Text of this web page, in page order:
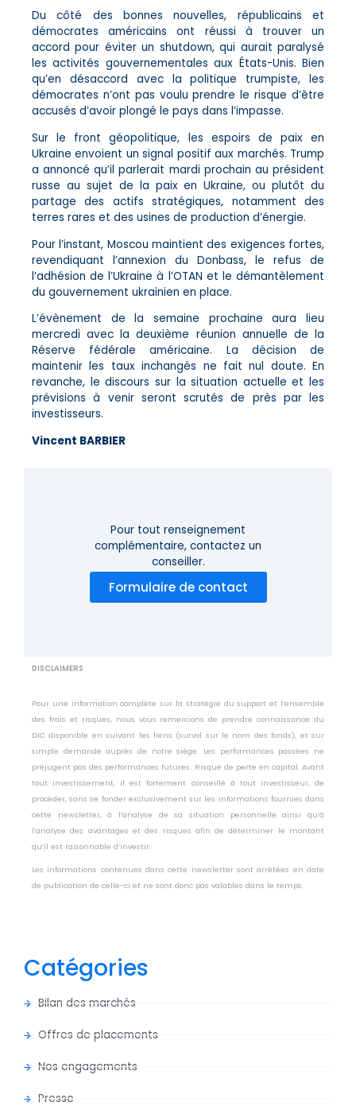
Du côté des bonnes nouvelles, républicains et
démocrates américains ont réussi à trouver un
accord pour éviter un shutdown, qui aurait paralysé
les activités gouvernementales aux États-Unis. Bien
qu’en désaccord avec la politique trumpiste, les
démocrates n’ont pas voulu prendre le risque d’être
accusés d’avoir plongé le pays dans l’impasse.
Sur le front géopolitique, les espoirs de paix en
Ukraine envoient un signal positif aux marchés. Trump
a annoncé qu’il parlerait mardi prochain au président
russe au sujet de la paix en Ukraine, ou plutôt du
partage des actifs stratégiques, notamment des
terres rares et des usines de production d’énergie.
Pour l’instant, Moscou maintient des exigences fortes,
revendiquant l’annexion du Donbass, le refus de
l’adhésion de l’Ukraine à l’OTAN et le démantèlement
du gouvernement ukrainien en place.
L’évènement de la semaine prochaine aura lieu
mercredi avec la deuxième réunion annuelle de la
Réserve fédérale américaine. La décision de
maintenir les taux inchangés ne fait nul doute. En
revanche, le discours sur la situation actuelle et les
prévisions à venir seront scrutés de près par les
investisseurs.
Vincent BARBIER
Pour tout renseignement
complémentaire, contactez un
conseiller.
Formulaire de contact
DISCLAIMERS
Pour une information complète sur la stratégie du support et l’ensemble
des frais et risques, nous vous remercions de prendre connaissance du
DIC disponible en suivant les liens (survol sur le nom des fonds), et sur
simple demande auprès de notre siège. Les performances passées ne
préjugent pas des performances futures. Risque de perte en capital. Avant
tout investissement, il est fortement conseillé à tout investisseur, de
procéder, sans se fonder exclusivement sur les informations fournies dans
cette newsletter, à l’analyse de sa situation personnelle ainsi qu’à
l’analyse des avantages et des risques afin de déterminer le montant
qu’il est raisonnable d’investir.
Les informations contenues dans cette newsletter sont arrêtées en date
de publication de celle-ci et ne sont donc pas valables dans le temps.
Catégories
Bilan des marchés
Offres de placements
Nos engagements
Presse